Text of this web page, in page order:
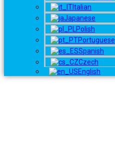
Italian
Japanese
Polish
Portuguese
Spanish
Czech
English